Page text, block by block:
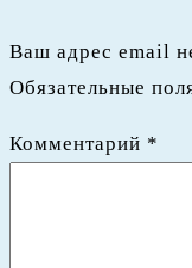
Ваш адрес email
Обязательные
Комментарий *